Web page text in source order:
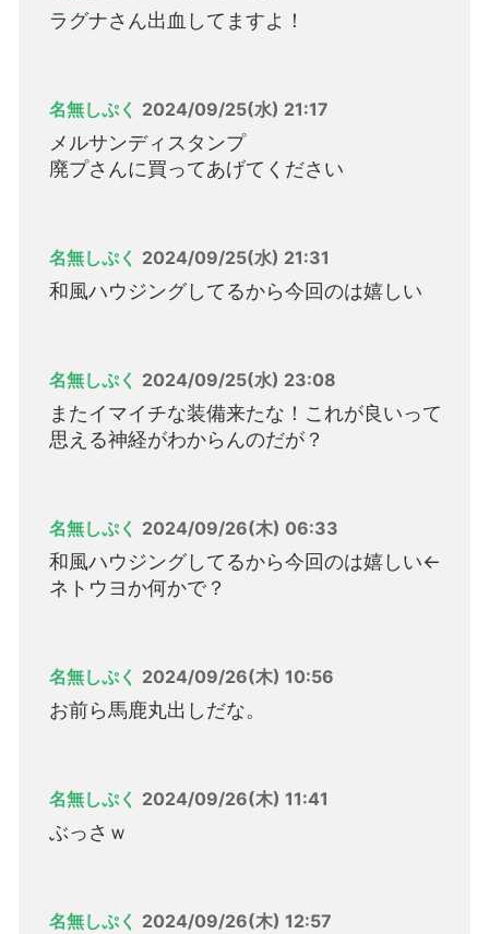
ラグナさん出血してますよ！
名無しぷく 2024/09/25(水) 21:17
メルサンディスタンプ
廃プさんに買ってあげてください
名無しぷく 2024/09/25(水) 21:31
和風ハウジングしてるから今回のは嬉しい
名無しぷく 2024/09/25(水) 23:08
またイマイチな装備来たな！これが良いって
思える神経がわからんのだが？
名無しぷく 2024/09/26(木) 06:33
和風ハウジングしてるから今回のは嬉しい←
ネトウヨか何かで？
名無しぷく 2024/09/26(木) 10:56
お前ら馬鹿丸出しだな。
名無しぷく 2024/09/26(木) 11:41
ぶっさｗ
名無しぷく 2024/09/26(木) 12:57